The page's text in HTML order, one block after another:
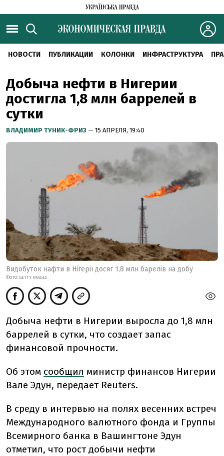
НОВОСТИ ПУБЛИКАЦИИ КОЛОНКИ ИНФРАСТРУКТУРА
Добыча нефти в Нигерии
достигла 1,8 млн баррелей в
сутки
ВЛАДИМИР ТУНИК-ФРИЗ — 15 АПРЕЛЯ, 19:40
Видобуток нафти в Нігерії досяг 1,8 млн барелів на добу
ФОТО: GETTY IMAGES
Добыча нефти в Нигерии выросла до 1,8 млн
баррелей в сутки, что создает запас
финансовой прочности.
Об этом сообщил министр финансов Нигерии
Вале Эдун, передает Reuters.
В среду в интервью на полях весенних встреч
Международного валютного фонда и Группы
Всемирного банка в Вашингтоне Эдун
отметил, что рост добычи нефти